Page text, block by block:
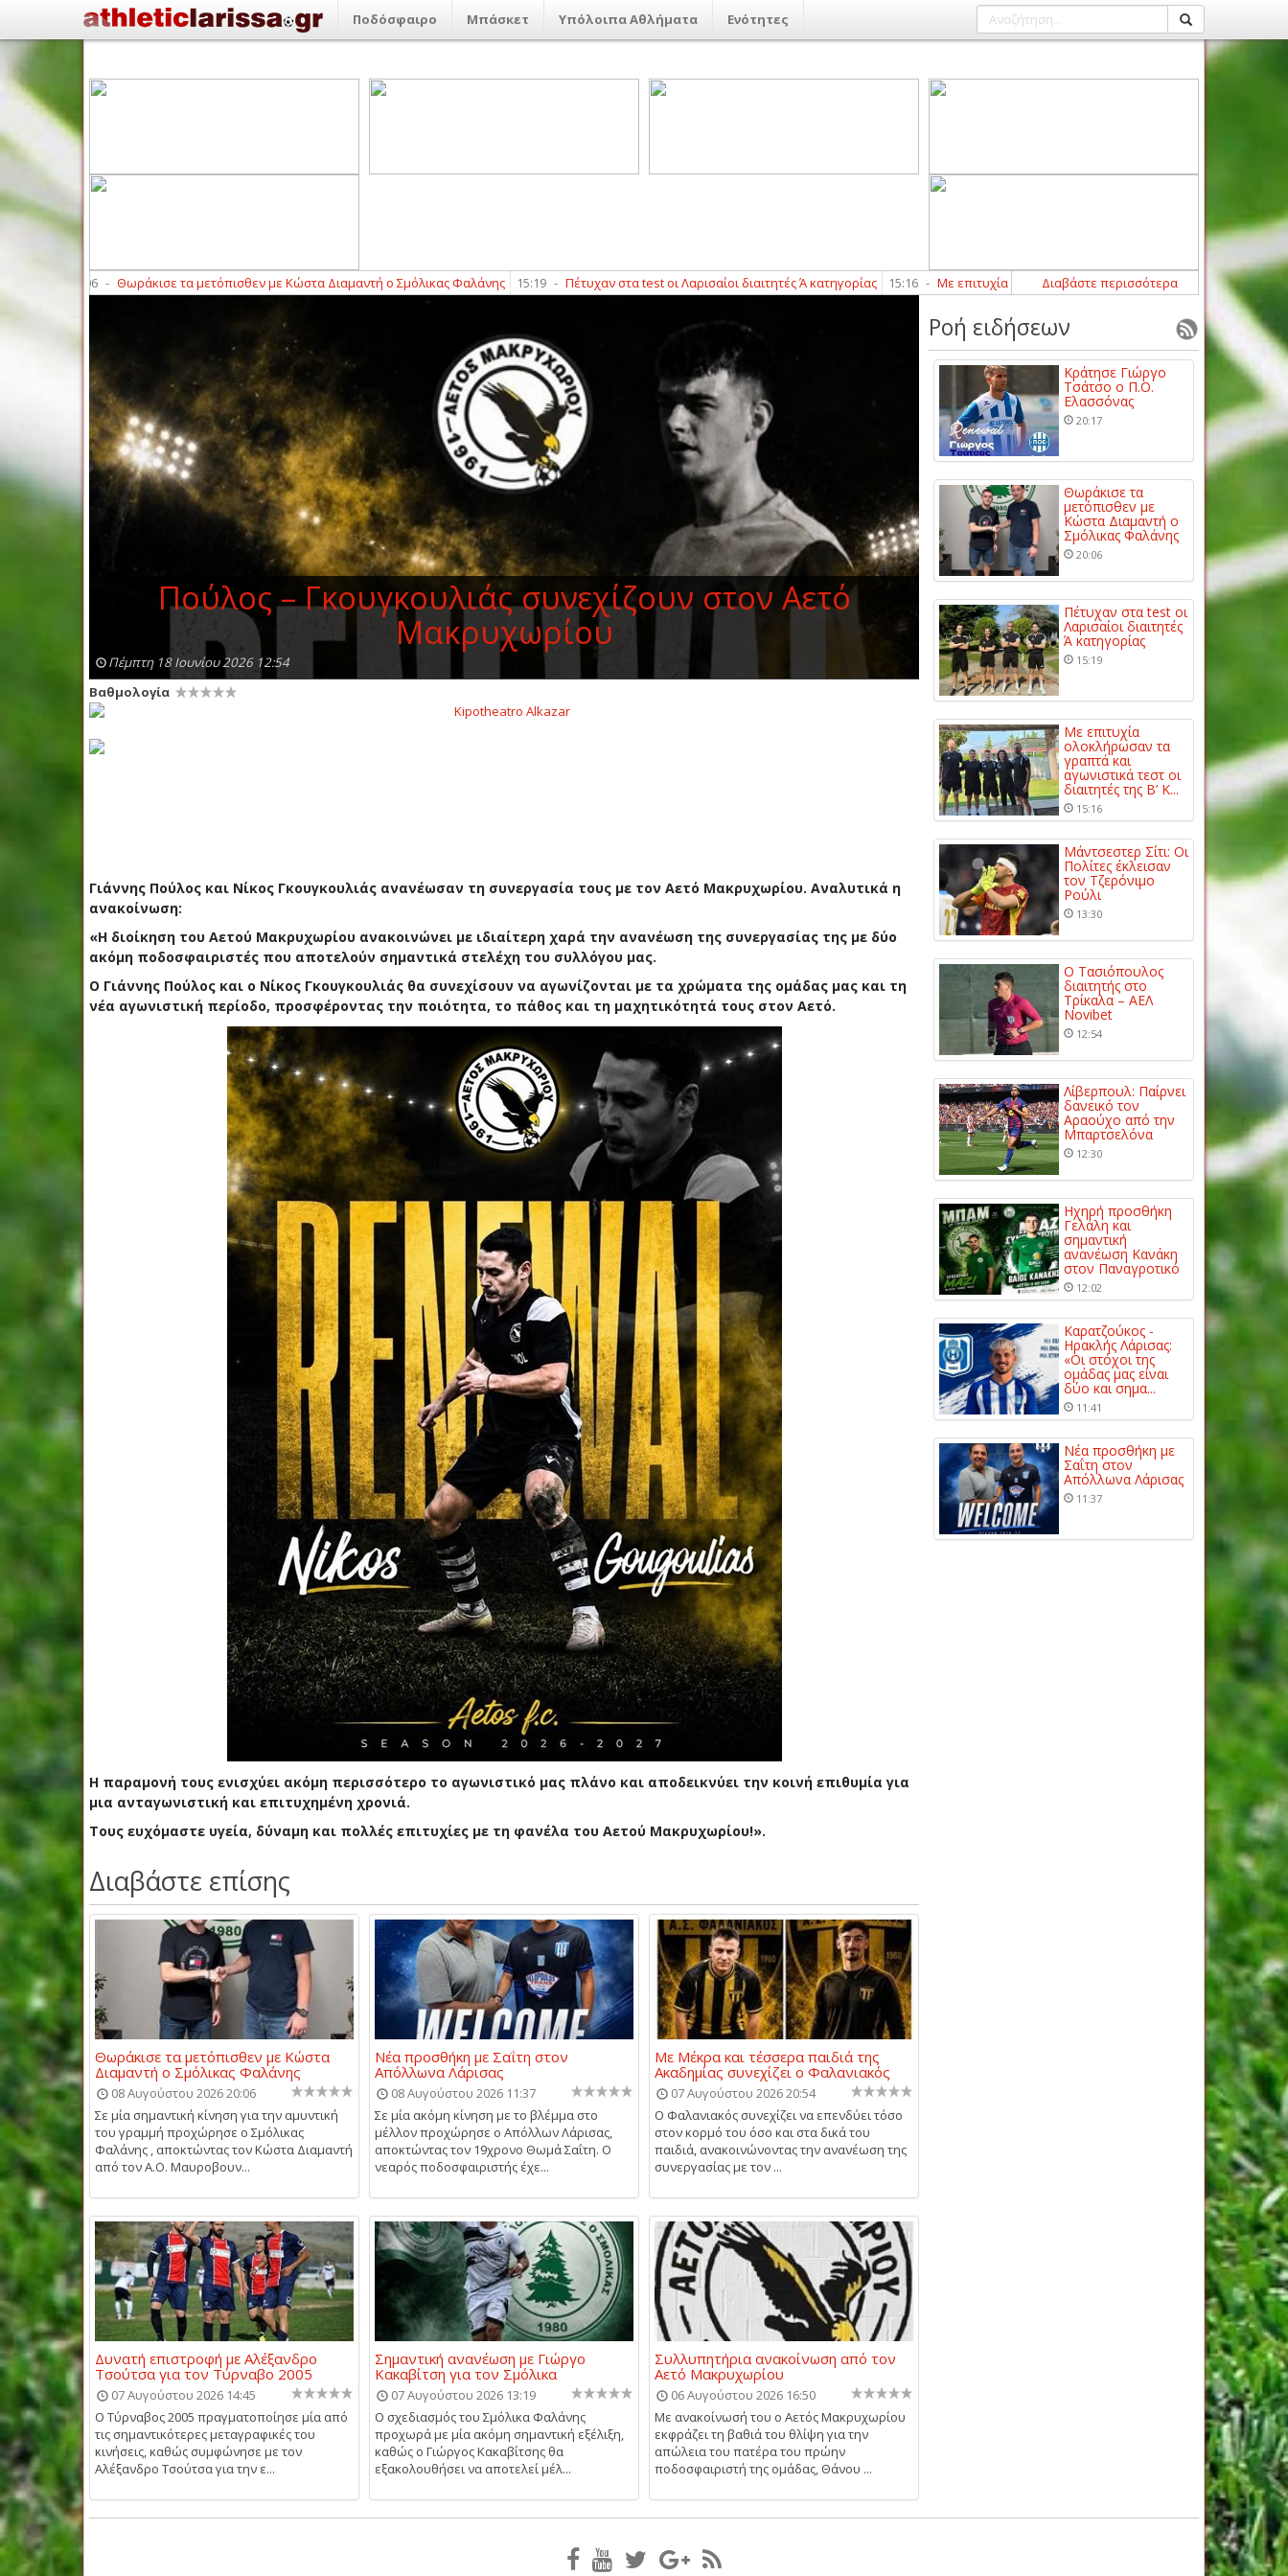
Ποδόσφαιρο Μπάσκετ Υπόλοιπα Αθλήματα Ενότητες
Θωράκισε τα μετόπισθεν με Κώστα Διαμαντή ο Σμόλικας Φαλάνης 15:19 - Πέτυχαν στα test οι Λαρισαίοι διαιτητές Ά κατηγορίας 15:16 - Με επιτυχία ολοκλήρωσαν τα γραπτά και αγωνιστικά τεστ οι
Διαβάστε περισσότερα
Πούλος – Γκουγκουλιάς συνεχίζουν στον Αετό
Μακρυχωρίου
Πέμπτη 18 Ιουνίου 2026 12:54
Βαθμολογία
Γιάννης Πούλος και Νίκος Γκουγκουλιάς ανανέωσαν τη συνεργασία τους με τον Αετό Μακρυχωρίου. Αναλυτικά η
ανακοίνωση:
«Η διοίκηση του Αετού Μακρυχωρίου ανακοινώνει με ιδιαίτερη χαρά την ανανέωση της συνεργασίας της με δύο
ακόμη ποδοσφαιριστές που αποτελούν σημαντικά στελέχη του συλλόγου μας.
Ο Γιάννης Πούλος και ο Νίκος Γκουγκουλιάς θα συνεχίσουν να αγωνίζονται με τα χρώματα της ομάδας μας και τη
νέα αγωνιστική περίοδο, προσφέροντας την ποιότητα, το πάθος και τη μαχητικότητά τους στον Αετό.
Η παραμονή τους ενισχύει ακόμη περισσότερο το αγωνιστικό μας πλάνο και αποδεικνύει την κοινή επιθυμία για
μια ανταγωνιστική και επιτυχημένη χρονιά.
Τους ευχόμαστε υγεία, δύναμη και πολλές επιτυχίες με τη φανέλα του Αετού Μακρυχωρίου!».
Διαβάστε επίσης
Θωράκισε τα μετόπισθεν με Κώστα
Διαμαντή ο Σμόλικας Φαλάνης
08 Αυγούστου 2026 20:06
Σε μία σημαντική κίνηση για την αμυντική
του γραμμή προχώρησε ο Σμόλικας
Φαλάνης , αποκτώντας τον Κώστα Διαμαντή
από τον Α.Ο. Μαυροβουν...
Νέα προσθήκη με Σαΐτη στον
Απόλλωνα Λάρισας
08 Αυγούστου 2026 11:37
Σε μία ακόμη κίνηση με το βλέμμα στο
μέλλον προχώρησε ο Απόλλων Λάρισας,
αποκτώντας τον 19χρονο Θωμά Σαΐτη. Ο
νεαρός ποδοσφαιριστής έχε...
Με Μέκρα και τέσσερα παιδιά της
Ακαδημίας συνεχίζει ο Φαλανιακός
07 Αυγούστου 2026 20:54
Ο Φαλανιακός συνεχίζει να επενδύει τόσο
στον κορμό του όσο και στα δικά του
παιδιά, ανακοινώνοντας την ανανέωση της
συνεργασίας με τον ...
Δυνατή επιστροφή με Αλέξανδρο
Τσούτσα για τον Τύρναβο 2005
07 Αυγούστου 2026 14:45
Ο Τύρναβος 2005 πραγματοποίησε μία από
τις σημαντικότερες μεταγραφικές του
κινήσεις, καθώς συμφώνησε με τον
Αλέξανδρο Τσούτσα για την ε...
Σημαντική ανανέωση με Γιώργο
Κακαβίτση για τον Σμόλικα
07 Αυγούστου 2026 13:19
Ο σχεδιασμός του Σμόλικα Φαλάνης
προχωρά με μία ακόμη σημαντική εξέλιξη,
καθώς ο Γιώργος Κακαβίτσης θα
εξακολουθήσει να αποτελεί μέλ...
Συλλυπητήρια ανακοίνωση από τον
Αετό Μακρυχωρίου
06 Αυγούστου 2026 16:50
Με ανακοίνωσή του ο Αετός Μακρυχωρίου
εκφράζει τη βαθιά του θλίψη για την
απώλεια του πατέρα του πρώην
ποδοσφαιριστή της ομάδας, Θάνου ...
Ροή ειδήσεων
Κράτησε Γιώργο
Τσάτσο ο Π.Ο.
Ελασσόνας
20:17
Θωράκισε τα
μετόπισθεν με
Κώστα Διαμαντή ο
Σμόλικας Φαλάνης
20:06
Πέτυχαν στα test οι
Λαρισαίοι διαιτητές
Ά κατηγορίας
15:19
Με επιτυχία
ολοκλήρωσαν τα
γραπτά και
αγωνιστικά τεστ οι
διαιτητές της Β’ Κ...
15:16
Μάντσεστερ Σίτι: Οι
Πολίτες έκλεισαν
τον Τζερόνιμο
Ρούλι
13:30
Ο Τασιόπουλος
διαιτητής στο
Τρίκαλα – ΑΕΛ
Novibet
12:54
Λίβερπουλ: Παίρνει
δανεικό τον
Αραούχο από την
Μπαρτσελόνα
12:30
Ηχηρή προσθήκη
Γελάλη και
σημαντική
ανανέωση Κανάκη
στον Παναγροτικό
12:02
Καρατζούκος -
Ηρακλής Λάρισας:
«Οι στόχοι της
ομάδας μας είναι
δύο και σημα...
11:41
Νέα προσθήκη με
Σαΐτη στον
Απόλλωνα Λάρισας
11:37